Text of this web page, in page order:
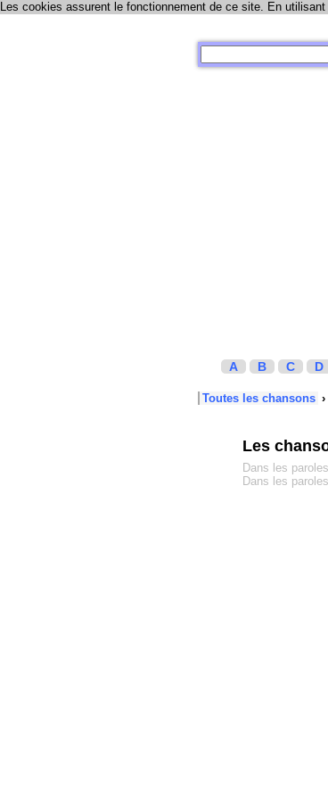
Les cookies assurent le fonctionnement de ce site. En
A B C D
Toutes les chansons ›
Les
Dans les
Dans les